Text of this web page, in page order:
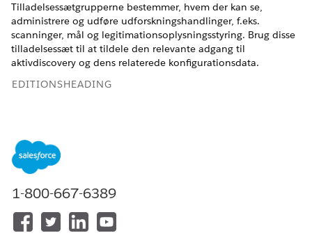
Tilladelsessætgrupperne bestemmer, hvem der kan se,
administrere og udføre udforskningshandlinger, f.eks.
scanninger, mål og legitimationsoplysningsstyring. Brug disse
tilladelsessæt til at tildele den relevante adgang til
aktivdiscovery og dens relaterede konfigurationsdata.
EDITIONSHEADING
Tilgængelig i:
med Agentforce IT Service.
TILLADELSESSÆTGRUPPE
IT-
servicekonfigurationselemen
1-800-667-6389